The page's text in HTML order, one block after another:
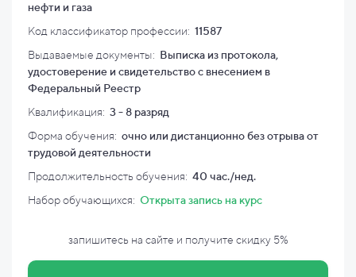
нефти и газа
Код классификатор профессии: 11587
Выдаваемые документы: Выписка из протокола,
удостоверение и свидетельство с внесением в
Федеральный Реестр
Квалификация: 3 - 8 разряд
Форма обучения: очно или дистанционно без отрыва от
трудовой деятельности
Продолжительность обучения: 40 час./нед.
Набор обучающихся: Открыта запись на курс
запишитесь на сайте и получите скидку 5%